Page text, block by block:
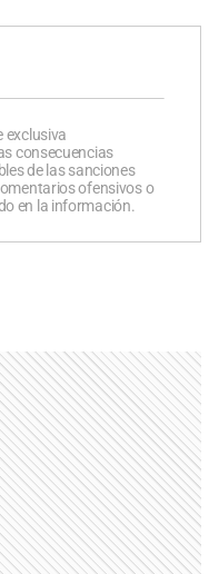
exclusiva
consecuencias
de las sanciones
ofensivos o
en la información.